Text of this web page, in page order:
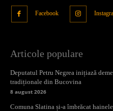
Facebook
Articole populare
Deputatul Petru Negrea inițiază
tradiționale din Bucovina
8 august 2026
Comuna Slatina și-a îmbrăcat